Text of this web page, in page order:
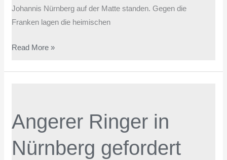
Johannis Nürnberg auf der Matte standen. Gegen die
Franken lagen die heimischen
Read More »
Angerer Ringer in
Nürnberg gefordert
in
Nürnberg
gefordert